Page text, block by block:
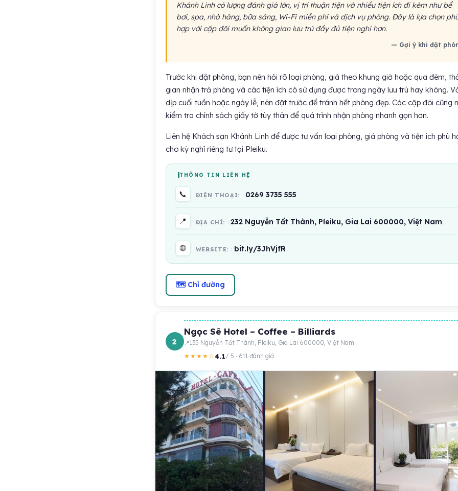
Khánh Linh có lượng đánh giá lớn, vị trí thuận tiện và nhiều tiện ích đi kèm như bể
bơi, spa, nhà hàng, bữa sáng, Wi-Fi miễn phí và dịch vụ phòng. Đây là lựa chọn
hợp với cặp đôi muốn không gian lưu trú đầy đủ tiện nghi hơn.
— Gợi ý khi đặt
Trước khi đặt phòng, bạn nên hỏi rõ loại phòng, giá theo khung giờ hoặc qua đêm,
gian nhận trả phòng và các tiện ích có sử dụng được trong ngày lưu trú hay không.
dịp cuối tuần hoặc ngày lễ, nên đặt trước để tránh hết phòng đẹp. Các cặp đôi cũng
kiểm tra chính sách giấy tờ tùy thân để quá trình nhận phòng nhanh gọn hơn.
Liên hệ Khách sạn Khánh Linh để được tư vấn loại phòng, giá phòng và tiện ích phù
cho kỳ nghỉ riêng tư tại Pleiku.
THÔNG TIN LIÊN HỆ
📞 ĐIỆN THOẠI: 0269 3735 555
📍 ĐỊA CHỈ: 232 Nguyễn Tất Thành, Pleiku, Gia Lai 600000, Việt Nam
🌐 WEBSITE: bit.ly/3JhVjfR
🗺 Chỉ đường
2
Ngọc Sê Hotel – Coffee – Billiards
135 Nguyễn Tất Thành, Pleiku, Gia Lai 600000, Việt Nam
★★★★☆4.1/ 5 · 611 đánh giá